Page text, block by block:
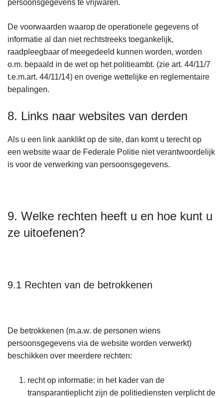
persoonsgegevens te vrijwaren.
De voorwaarden waarop de operationele gegevens of
informatie al dan niet rechtstreeks toegankelijk,
raadpleegbaar of meegedeeld kunnen worden, worden
o.m. bepaald in de wet op het politieambt. (zie art. 44/11/7
t.e.m.art. 44/11/14) en overige wettelijke en reglementaire
bepalingen.
8. Links naar websites van derden
Als u een link aanklikt op de site, dan komt u terecht op
een website waar de Federale Politie niet verantwoordelijk
is voor de verwerking van persoonsgegevens.
9. Welke rechten heeft u en hoe kunt u
ze uitoefenen?
9.1 Rechten van de betrokkenen
De betrokkenen (m.a.w. de personen wiens
persoonsgegevens via de website worden verwerkt)
beschikken over meerdere rechten:
recht op informatie: in het kader van de
transparantieplicht zijn de politiediensten verplicht de